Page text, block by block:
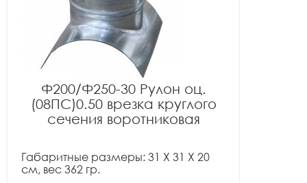
Ф200/Ф250-30 Рулон оц.
(08ПС)0.50 врезка круглого
сечения воротниковая
Габаритные размеры: 31 X 31 X 20
см, вес 362 гр.